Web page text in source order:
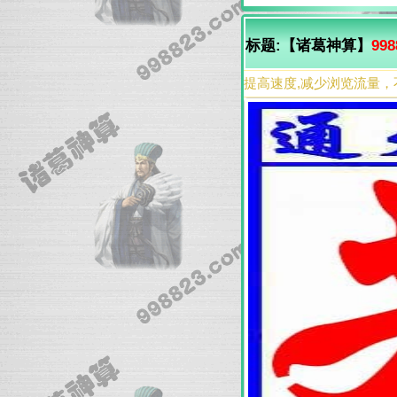
标题:【诸葛神算】
提高速度,减少浏览流量